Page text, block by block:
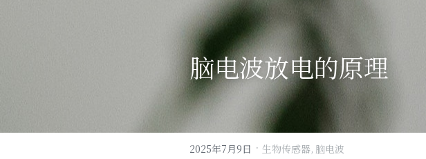
脑电波放电的原理
2025年7月9日 · 生物传感器, 脑电波